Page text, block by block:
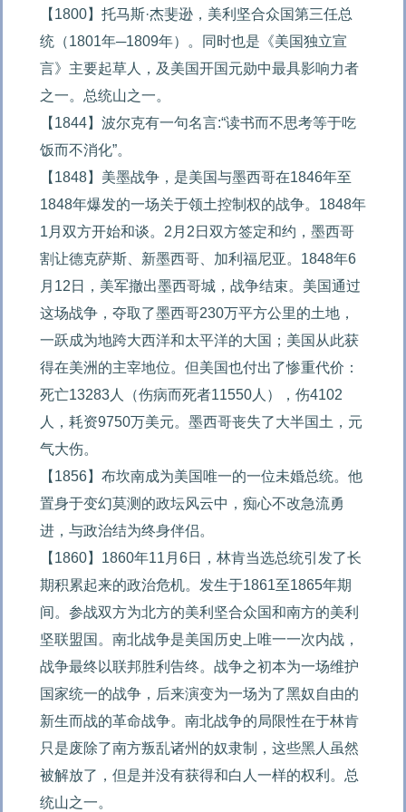
【1800】托马斯·杰斐逊，美利坚合众国第三任总
统（1801年─1809年）。同时也是《美国独立宣
言》主要起草人，及美国开国元勋中最具影响力者
之一。总统山之一。
【1844】波尔克有一句名言:“读书而不思考等于吃
饭而不消化”。
【1848】美墨战争，是美国与墨西哥在1846年至
1848年爆发的一场关于领土控制权的战争。1848年
1月双方开始和谈。2月2日双方签定和约，墨西哥
割让德克萨斯、新墨西哥、加利福尼亚。1848年6
月12日，美军撤出墨西哥城，战争结束。美国通过
这场战争，夺取了墨西哥230万平方公里的土地，
一跃成为地跨大西洋和太平洋的大国；美国从此获
得在美洲的主宰地位。但美国也付出了惨重代价：
死亡13283人（伤病而死者11550人），伤4102
人，耗资9750万美元。墨西哥丧失了大半国土，元
气大伤。
【1856】布坎南成为美国唯一的一位未婚总统。他
置身于变幻莫测的政坛风云中，痴心不改急流勇
进，与政治结为终身伴侣。
【1860】1860年11月6日，林肯当选总统引发了长
期积累起来的政治危机。发生于1861至1865年期
间。参战双方为北方的美利坚合众国和南方的美利
坚联盟国。南北战争是美国历史上唯一一次内战，
战争最终以联邦胜利告终。战争之初本为一场维护
国家统一的战争，后来演变为一场为了黑奴自由的
新生而战的革命战争。南北战争的局限性在于林肯
只是废除了南方叛乱诸州的奴隶制，这些黑人虽然
被解放了，但是并没有获得和白人一样的权利。总
统山之一。